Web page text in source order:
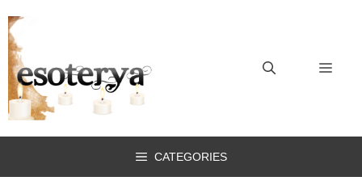
al
contenuto
CATEGORIES